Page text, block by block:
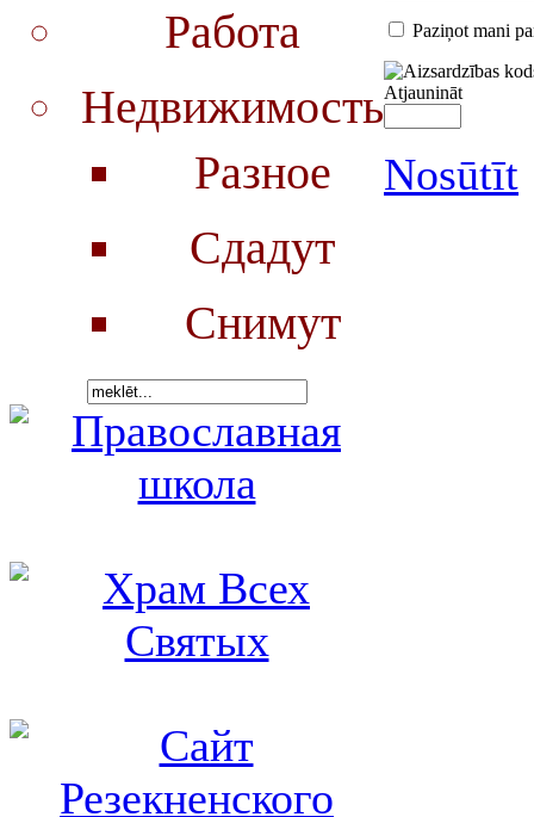
Работа
Недвижимость
Разное
Сдадут
Снимут
Paziņot mani
Atjaunināt
Nosūtīt